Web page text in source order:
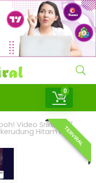
0
Video Srikandi 7
Hitam Itu?TERVIRAL